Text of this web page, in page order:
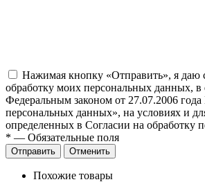
Нажимая кнопку «Отправить», я даю
обработку моих персональных данных, в
Федеральным законом от 27.07.2006
персональных данных», на условиях и
определенных в Согласии на обработку
* — Обязательные поля
Отправить Отменить
Похожие товары